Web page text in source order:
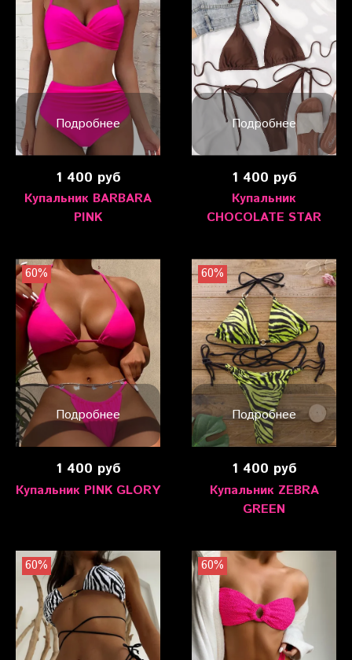
Подробнее
1 400 руб
Купальник BARBARA
PINK
Подробнее
1 400 руб
Купальник
CHOCOLATE STAR
Подробнее
60%
1 400 руб
Купальник PINK GLORY
Подробнее
60%
1 400 руб
Купальник ZEBRA
GREEN
60% 60%